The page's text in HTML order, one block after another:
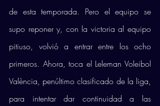
de esta temporada. Pero el equipo se
supo reponer y, con la victoria al equipo
pitiuso, volvió a entrar entre los ocho
primeros. Ahora, toca el Leleman Voleibol
València, penúltimo clasificado de la liga,
para intentar dar continuidad a las